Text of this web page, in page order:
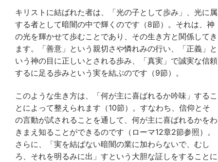
キリストに結ばれた者は、「光の子として歩み」、光に属
する者として暗闇の中で輝くのです（8節）。それは、神
の光を輝かせて歩むことであり、その生き方と関係してき
ます。「善意」という親切さや憐れみの行い、「正義」と
いう神の目に正しいとされる歩み、「真実」で誠実な信頼
するに足る歩みという実を結ぶのです（9節）。
このような生き方は、「何が主に喜ばれるか吟味」するこ
とによって整えられます（10節）。すなわち、信仰とそ
の言動が試されることを通して、何が主に喜ばれるかをわ
きまえ知ることができるのです（ローマ12章2節参照）。
さらに、「実を結ばない暗闇の業に加わらないで、むし
ろ、それを明るみに出」すという大胆な証しをすることに